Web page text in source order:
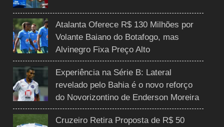
Atalanta Oferece R$ 130 Milhões por
Volante Baiano do Botafogo, mas
Alvinegro Fixa Preço Alto
Experiência na Série B: Lateral
revelado pelo Bahia é o novo reforço
do Novorizontino de Enderson Moreira
Cruzeiro Retira Proposta de R$ 50